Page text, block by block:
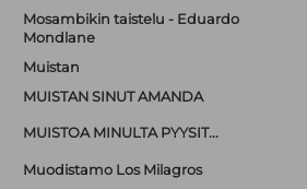
Mosambikin taistelu - Eduardo
Mondlane
Muistan
MUISTAN SINUT AMANDA
MUISTOA MINULTA PYYSIT...
Muodistamo Los Milagros